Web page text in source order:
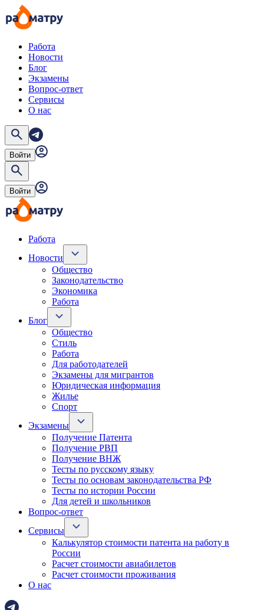
Работа
Новости
Блог
Экзамены
Вопрос-ответ
Сервисы
О нас
Войти
Войти
Работа
Новости
Общество
Законодательство
Экономика
Работа
Блог
Общество
Стиль
Работа
Для работодателей
Экзамены для мигрантов
Юридическая информация
Жилье
Спорт
Экзамены
Получение Патента
Получение РВП
Получение ВНЖ
Тесты по русскому языку
Тесты по основам законодательства РФ
Тесты по истории России
Для детей и школьников
Вопрос-ответ
Сервисы
Калькулятор стоимости патента на работу в
России
Расчет стоимости авиабилетов
Расчет стоимости проживания
О нас